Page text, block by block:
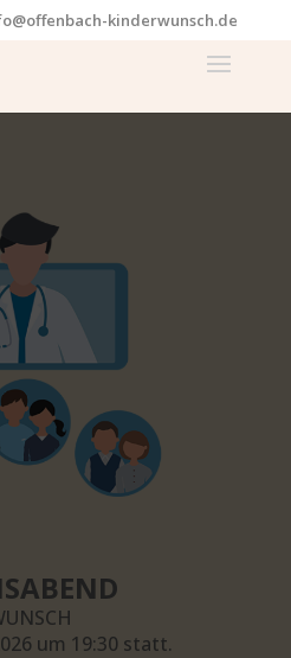
kinderwunsch.de
um 19:30 statt.